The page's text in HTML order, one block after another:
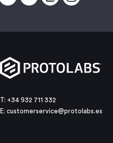
T: +34 932 711 332
E: customerservice@protolabs.es